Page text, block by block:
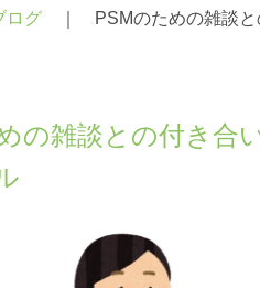
ログ PSMのための雑談
の雑談との付き合